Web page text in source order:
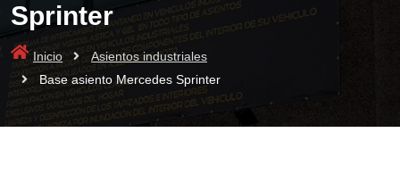
Sprinter
Inicio
Asientos industriales
Base asiento Mercedes Sprinter